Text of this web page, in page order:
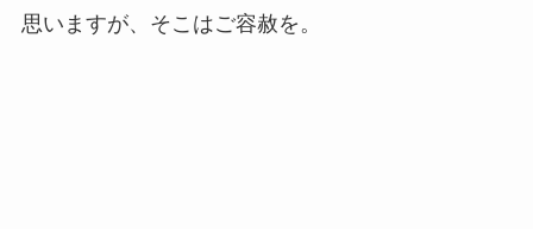
思いますが、そこはご容赦を。